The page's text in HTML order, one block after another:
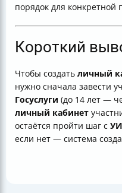
порядок для конкретной
Короткий
Чтобы создать личный
нужно сначала завести
Госуслуги (до 14 лет —
личный кабинет
остаётся пройти шаг с
если нет — система